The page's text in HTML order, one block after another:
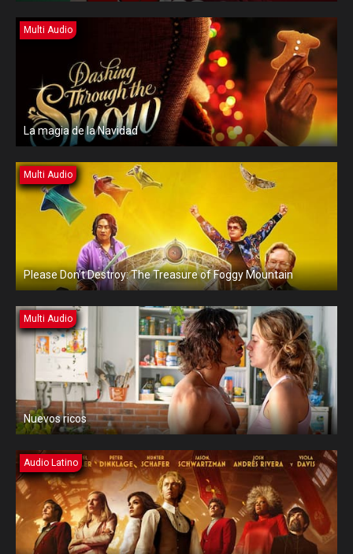
Multi Audio
La magia de la Navidad
Multi Audio
Please Don’t Destroy: The Treasure of Foggy Mountain
Multi Audio
Nuevos ricos
Audio Latino